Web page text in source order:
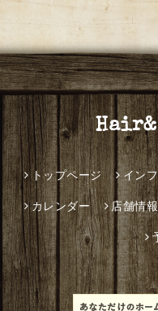
トップページ イン
カレンダー 店舗情報